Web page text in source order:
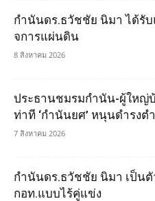
กำนันดร.ธวัชชัย นิมา ได้รั
จการแผ่นดิน
8 สิงหาคม 2026
ประธานชมรมกำนัน-ผู้ใหญ่
ท่าที ‘กำนันยศ’ หนุนดำรงต
7 สิงหาคม 2026
กำนันดร.ธวัชชัย นิมา เป็น
กอท.แบบไร้คู่แข่ง